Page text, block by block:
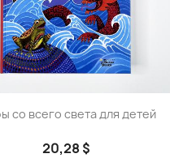
Просмотр
со всего света для детей
20,28 $